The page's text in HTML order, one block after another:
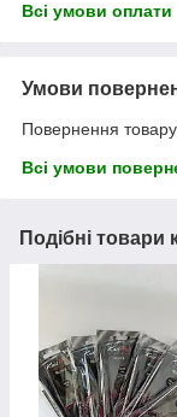
Всі умови оплати
Умови
Повернення
Всі умови
Подібні товари